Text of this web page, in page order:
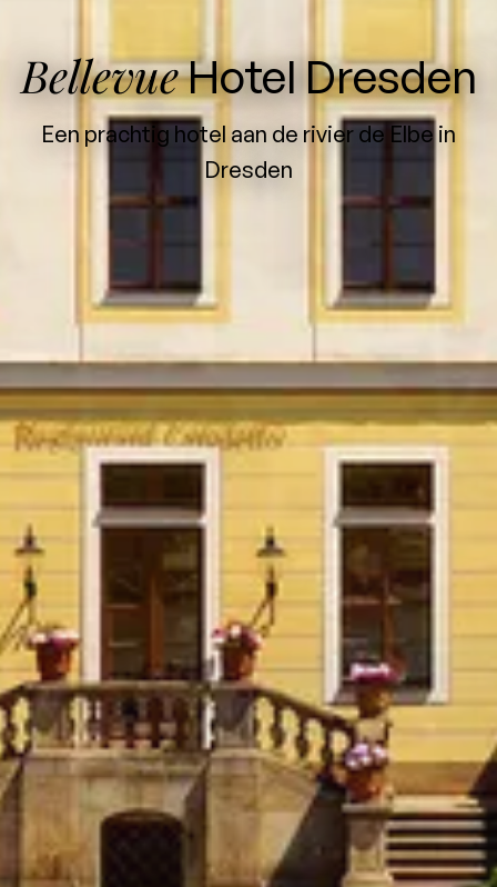
BellevueHotel Dresden
Een prachtig hotel aan de rivier de Elbe in
Dresden